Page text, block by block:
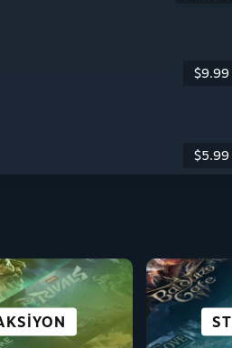
$9.99
$5.99
KURGU VE
KALMA